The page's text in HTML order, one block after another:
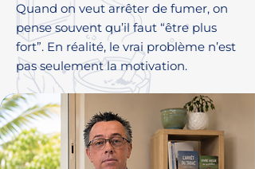
Quand on veut arrêter de fumer, on
pense souvent qu’il faut “être plus
fort”. En réalité, le vrai problème n’est
pas seulement la motivation.